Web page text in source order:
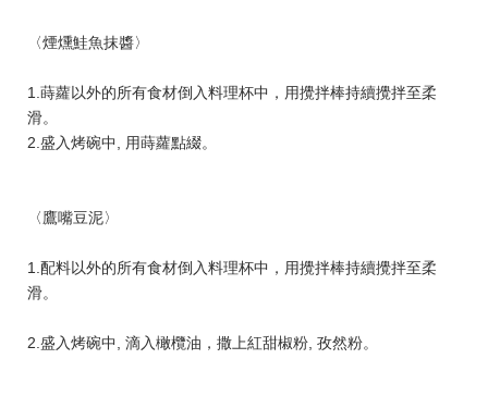
〈煙燻鮭魚抹醬〉
1.蒔蘿以外的所有食材倒入料理杯中，用攪拌棒持續攪拌至柔
滑。
2.盛入烤碗中, 用蒔蘿點綴。
〈鷹嘴豆泥〉
1.配料以外的所有食材倒入料理杯中，用攪拌棒持續攪拌至柔
滑。
2.盛入烤碗中, 滴入橄欖油，撒上紅甜椒粉, 孜然粉。